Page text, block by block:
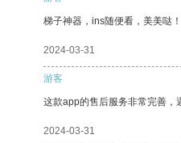
梯子神器，ins随便看，美美哒！
2024-03-31
游客
这款app的售后服务非常完善，
2024-03-31